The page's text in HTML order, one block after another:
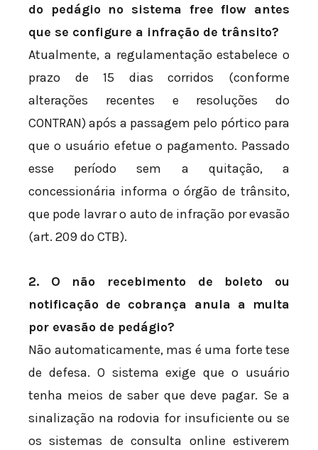
do pedágio no sistema free flow antes
que se configure a infração de trânsito?
Atualmente, a regulamentação estabelece o
prazo de 15 dias corridos (conforme
alterações recentes e resoluções do
CONTRAN) após a passagem pelo pórtico para
que o usuário efetue o pagamento. Passado
esse período sem a quitação, a
concessionária informa o órgão de trânsito,
que pode lavrar o auto de infração por evasão
(art. 209 do CTB).
2. O não recebimento de boleto ou
notificação de cobrança anula a multa
por evasão de pedágio?
Não automaticamente, mas é uma forte tese
de defesa. O sistema exige que o usuário
tenha meios de saber que deve pagar. Se a
sinalização na rodovia for insuficiente ou se
os sistemas de consulta online estiverem